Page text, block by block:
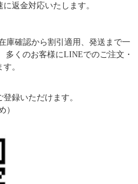
返金対応いたします。
庫確認から割引適用、発送まで一
多くのお客様にLINEでのご注文・
。
録いただけます。
）